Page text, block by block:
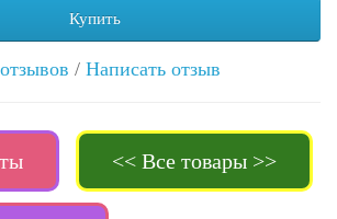
Купить
/ Написать отзыв
<< Все товары >>